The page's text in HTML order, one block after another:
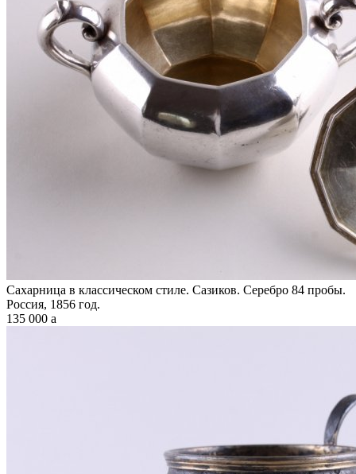
Сахарница в классическом стиле. Сазиков. Серебро 84 пробы.
Россия, 1856 год.
135 000 a